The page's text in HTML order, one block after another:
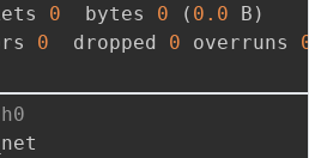
0
  bytes
0 ( 0.0 B )
0
  dropped
0 overruns 0